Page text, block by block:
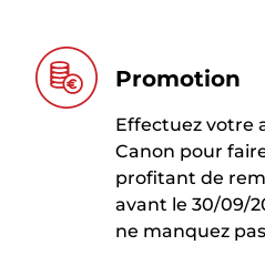
Promotion
Effectuez votre
Canon pour
profitant de
avant le 30/09/
ne manquez